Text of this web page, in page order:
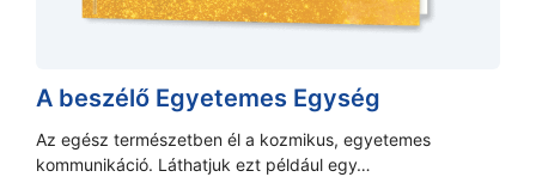
A beszélő Egyetemes Egység
Az egész természetben él a kozmikus, egyetemes
kommunikáció. Láthatjuk ezt például egy…